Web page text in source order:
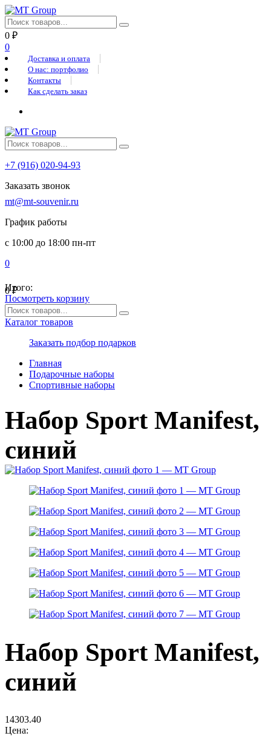
0 ₽
0
Доставка и оплата
О нас: портфолио
Контакты
Как сделать заказ
+7 (916) 020-94-93
Заказать звонок
mt@mt-souvenir.ru
График работы
с 10:00 до 18:00 пн-пт
0
0₽
Итого:
Посмотреть корзину
Каталог товаров
Заказать подбор подарков
Главная
Подарочные наборы
Спортивные наборы
Набор Sport Manifest,
синий
Набор Sport Manifest,
синий
14303.40
Цена: